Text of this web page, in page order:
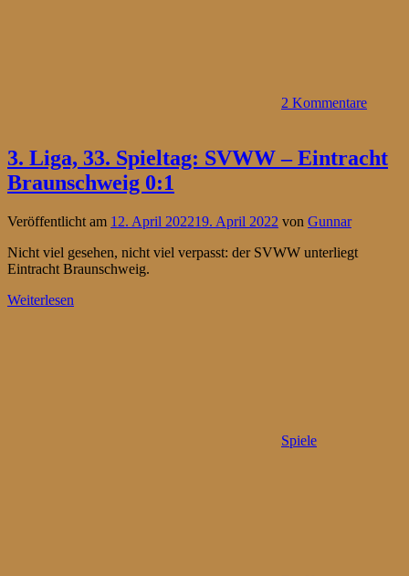
2 Kommentare
3. Liga, 33. Spieltag: SVWW – Eintracht
Braunschweig 0:1
Veröffentlicht am 12. April 202219. April 2022 von Gunnar
Nicht viel gesehen, nicht viel verpasst: der SVWW unterliegt
Eintracht Braunschweig.
Weiterlesen
Spiele